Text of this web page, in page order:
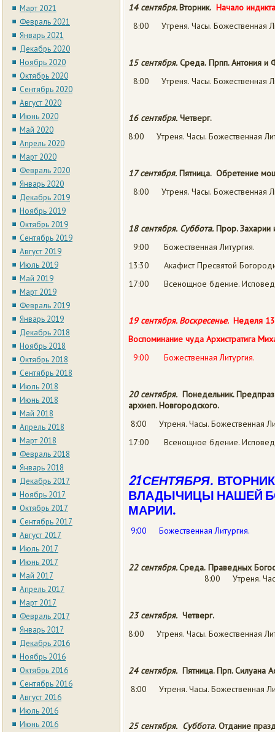
Март 2021
Февраль 2021
Январь 2021
Декабрь 2020
Ноябрь 2020
Октябрь 2020
Сентябрь 2020
Август 2020
Июнь 2020
Май 2020
Апрель 2020
Март 2020
Февраль 2020
Январь 2020
Декабрь 2019
Ноябрь 2019
Октябрь 2019
Сентябрь 2019
Август 2019
Июль 2019
Май 2019
Март 2019
Февраль 2019
Январь 2019
Декабрь 2018
Ноябрь 2018
Октябрь 2018
Сентябрь 2018
Июль 2018
Июнь 2018
Май 2018
Апрель 2018
Март 2018
Февраль 2018
Январь 2018
Декабрь 2017
Ноябрь 2017
Октябрь 2017
Сентябрь 2017
Август 2017
Июль 2017
Июнь 2017
Май 2017
Апрель 2017
Март 2017
Февраль 2017
Январь 2017
Декабрь 2016
Ноябрь 2016
Октябрь 2016
Сентябрь 2016
Август 2016
Июль 2016
Июнь 2016
14 сентября.Вторник. Начало индикта
8:00 Утреня. Часы. Божественная
15 сентября. Среда. Прпп. Антония и
8:00 Утреня. Часы. Божественная
16 сентября. Четверг.
8:00 Утреня. Часы. Божественная
17 сентября. Пятница.Обретение
8:00 Утреня. Часы. Божественная
18 сентября. Суббота. Прор. Захарии
9:00 Божественная Литургия.
13:30 Акафист Пресвятой
17:00 Всенощное бдение.
19 сентября. Воскресенье. Неделя
Воспоминание чуда Архистратига
9:00 Божественная Литургия.
20 сентября. Понедельник.
архиеп. Новгородского.
8:00 Утреня. Часы. Божественная
17:00 Всенощное бдение.
21 СЕНТЯБРЯ.
ВЛАДЫЧИЦЫ НАШЕЙ
МАРИИ.
9:00 Божественная Литургия.
22 сентября.Среда. Праведных
8:00 Утреня.
23 сентября. Четверг.
8:00 Утреня. Часы. Божественная
24 сентября. Пятница. Прп. Силуана
8:00 Утреня. Часы. Божественная
25 сентября. Суббота. Отдание